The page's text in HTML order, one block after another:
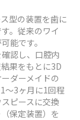
型の装置を歯に
。従来のワイ
能です。
認し、口腔内
果をもとに3D
ダーメイドの
～3ヶ月に1回程
ピースに交換
保定装置）を